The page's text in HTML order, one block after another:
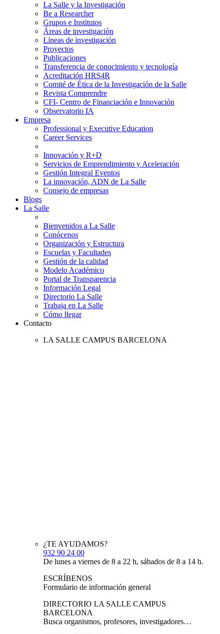
La Salle y la Investigación
Be a Researcher
Grupos e Institutos
Áreas de investigación
Líneas de investigación
Proyectos
Publicaciones
Transferencia de conocimiento y tecnología
Acreditación HRS4R
Comité de Ética de la Investigación de la Salle
Revista Comprendre
CFI- Centro de Financiación e Innovación
Observatorio IA
Empresa
Professional y Executive Education
Career Services
Innovación y R+D
Servicios de Emprendimiento y Aceleración
Gestión Integral Eventos
La innovación, ADN de La Salle
Consejo de empresas
Blogs
La Salle
Bienvenidos a La Salle
Conócenos
Organización y Estructura
Escuelas y Facultades
Gestión de la calidad
Modelo Académico
Portal de Transparencia
Información Legal
Directorio La Salle
Trabaja en La Salle
Cómo llegar
Contacto
LA SALLE CAMPUS BARCELONA
¿TE AYUDAMOS?
932 90 24 00
De lunes a viernes de 8 a 22 h, sábados de 8 a 14 h.
ESCRÍBENOS
Formulario de información general
DIRECTORIO LA SALLE CAMPUS
BARCELONA
Busca organismos, profesores, investigadores…